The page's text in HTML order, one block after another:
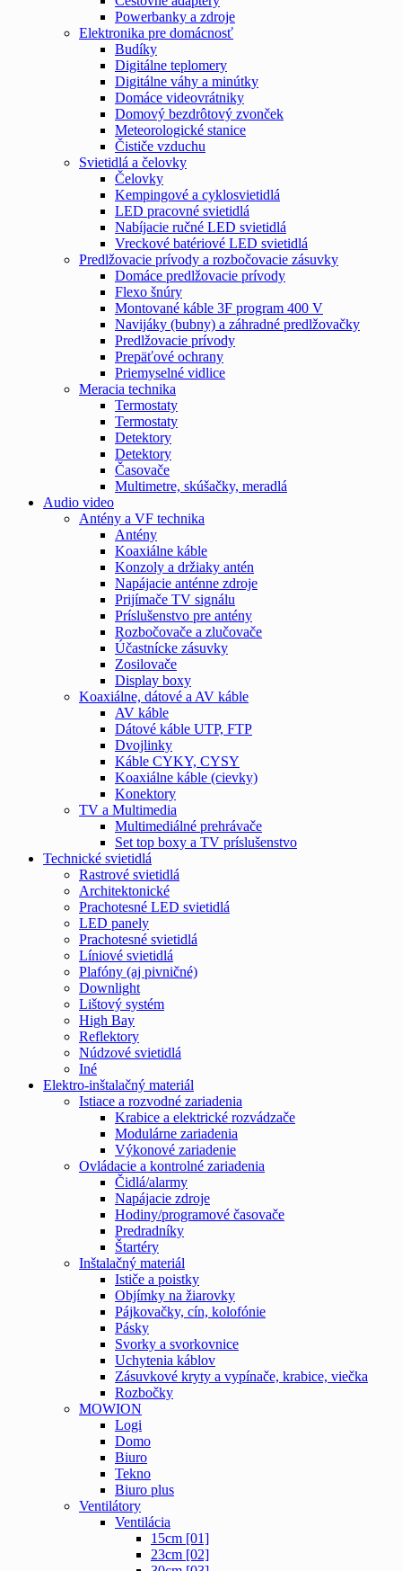
Powerbanky a zdroje
Elektronika pre domácnosť
Budíky
Digitálne teplomery
Digitálne váhy a minútky
Domáce videovrátniky
Domový bezdrôtový zvonček
Meteorologické stanice
Čističe vzduchu
Svietidlá a čelovky
Čelovky
Kempingové a cyklosvietidlá
LED pracovné svietidlá
Nabíjacie ručné LED svietidlá
Vreckové batériové LED svietidlá
Predlžovacie prívody a rozbočovacie zásuvky
Domáce predlžovacie prívody
Flexo šnúry
Montované káble 3F program 400 V
Navijáky (bubny) a záhradné predlžovačky
Predlžovacie prívody
Prepäťové ochrany
Priemyselné vidlice
Meracia technika
Termostaty
Termostaty
Detektory
Detektory
Časovače
Multimetre, skúšačky, meradlá
Audio video
Antény a VF technika
Antény
Koaxiálne káble
Konzoly a držiaky antén
Napájacie anténne zdroje
Prijímače TV signálu
Príslušenstvo pre antény
Rozbočovače a zlučovače
Účastnícke zásuvky
Zosilovače
Display boxy
Koaxiálne, dátové a AV káble
AV káble
Dátové káble UTP, FTP
Dvojlinky
Káble CYKY, CYSY
Koaxiálne káble (cievky)
Konektory
TV a Multimedia
Multimediálné prehrávače
Set top boxy a TV príslušenstvo
Technické svietidlá
Rastrové svietidlá
Architektonické
Prachotesné LED svietidlá
LED panely
Prachotesné svietidlá
Líniové svietidlá
Plafóny (aj pivničné)
Downlight
Lištový systém
High Bay
Reflektory
Núdzové svietidlá
Iné
Elektro-inštalačný materiál
Istiace a rozvodné zariadenia
Krabice a elektrické rozvádzače
Modulárne zariadenia
Výkonové zariadenie
Ovládacie a kontrolné zariadenia
Čidlá/alarmy
Napájacie zdroje
Hodiny/programové časovače
Predradníky
Štartéry
Inštalačný materiál
Ističe a poistky
Objímky na žiarovky
Pájkovačky, cín, kolofónie
Pásky
Svorky a svorkovnice
Uchytenia káblov
Zásuvkové kryty a vypínače, krabice, viečka
Rozbočky
MOWION
Logi
Domo
Biuro
Tekno
Biuro plus
Ventilátory
Ventilácia
15cm [01]
23cm [02]